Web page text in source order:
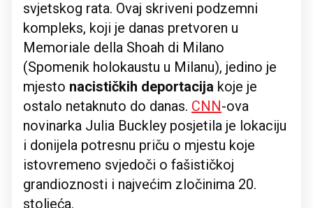
svjetskog rata. Ovaj skriveni podzemni
kompleks, koji je danas pretvoren u
Memoriale della Shoah di Milano
(Spomenik holokaustu u Milanu), jedino je
mjesto nacističkih deportacija koje je
ostalo netaknuto do danas. CNN-ova
novinarka Julia Buckley posjetila je lokaciju
i donijela potresnu priču o mjestu koje
istovremeno svjedoči o fašističkoj
grandioznosti i najvećim zločinima 20.
stoljeća.